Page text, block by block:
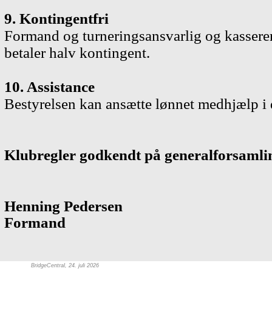
9. Kontingentfri
Formand og turneringsansvarlig og
betaler halv kontingent.
10. Assistance
Bestyrelsen kan ansætte lønnet medhjælp i
Klubregler godkendt på
Henning Pedersen
Formand
BridgeCentral, 24. juli 2026